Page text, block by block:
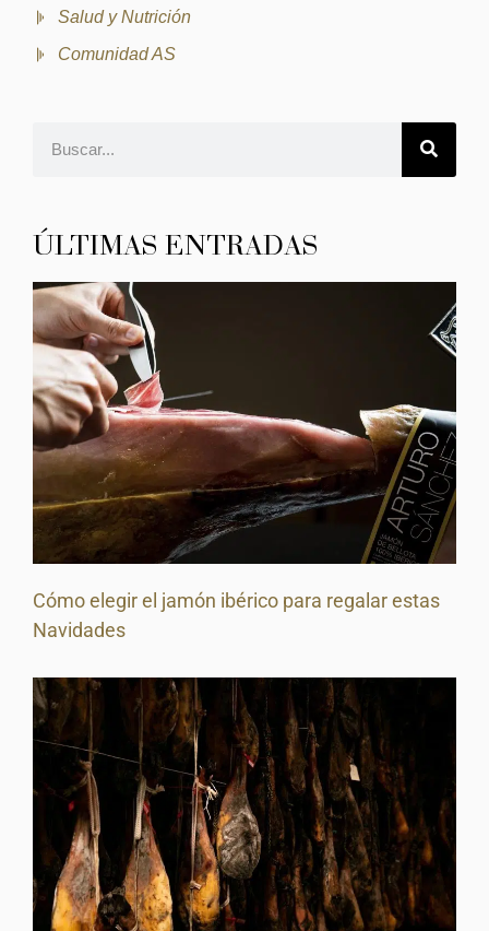
Salud y Nutrición
Comunidad AS
ÚLTIMAS ENTRADAS
Cómo elegir el jamón ibérico para regalar estas
Navidades